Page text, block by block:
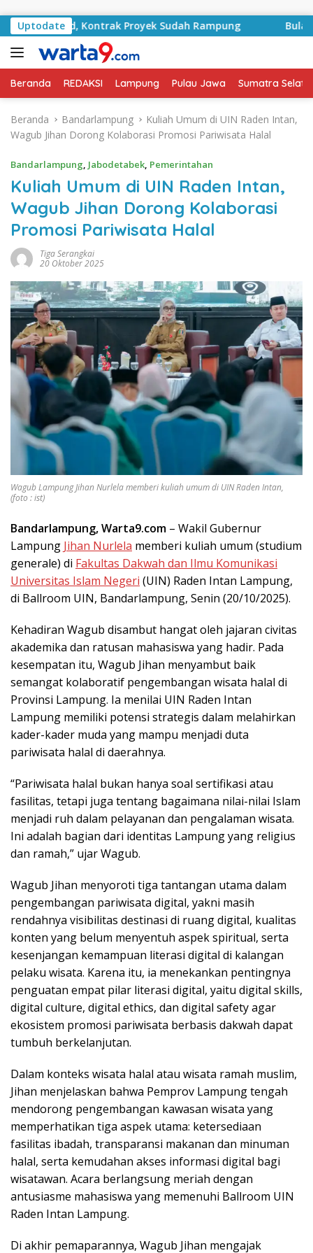
Uptodate
Kontrak Proyek Sudah Rampung Bulan
Beranda REDAKSI Lampung Pulau Jawa Sumatra
Beranda Bandarlampung
Kuliah Umum di UIN Raden Intan,
Wagub Jihan Dorong Kolaborasi Promosi Pariwisata Halal
Bandarlampung, Jabodetabek, Pemerintahan
Kuliah Umum di UIN Raden Intan,
Wagub Jihan Dorong Kolaborasi
Promosi Pariwisata Halal
Tiga Serangkai
20 Oktober 2025
Wagub Lampung Jihan Nurlela memberi kuliah umum di UIN Raden Intan,
(foto : ist)
Bandarlampung, Warta9.com – Wakil Gubernur
Lampung Jihan Nurlela memberi kuliah umum (studium
generale) di Fakultas Dakwah dan Ilmu Komunikasi
Universitas Islam Negeri (UIN) Raden Intan Lampung,
di Ballroom UIN, Bandarlampung, Senin (20/10/2025).
Kehadiran Wagub disambut hangat oleh jajaran civitas
akademika dan ratusan mahasiswa yang hadir. Pada
kesempatan itu, Wagub Jihan menyambut baik
semangat kolaboratif pengembangan wisata halal di
Provinsi Lampung. Ia menilai UIN Raden Intan
Lampung memiliki potensi strategis dalam melahirkan
kader-kader muda yang mampu menjadi duta
pariwisata halal di daerahnya.
“Pariwisata halal bukan hanya soal sertifikasi atau
fasilitas, tetapi juga tentang bagaimana nilai-nilai Islam
menjadi ruh dalam pelayanan dan pengalaman wisata.
Ini adalah bagian dari identitas Lampung yang religius
dan ramah,” ujar Wagub.
Wagub Jihan menyoroti tiga tantangan utama dalam
pengembangan pariwisata digital, yakni masih
rendahnya visibilitas destinasi di ruang digital, kualitas
konten yang belum menyentuh aspek spiritual, serta
kesenjangan kemampuan literasi digital di kalangan
pelaku wisata. Karena itu, ia menekankan pentingnya
penguatan empat pilar literasi digital, yaitu digital skills,
digital culture, digital ethics, dan digital safety agar
ekosistem promosi pariwisata berbasis dakwah dapat
tumbuh berkelanjutan.
Dalam konteks wisata halal atau wisata ramah muslim,
Jihan menjelaskan bahwa Pemprov Lampung tengah
mendorong pengembangan kawasan wisata yang
memperhatikan tiga aspek utama: ketersediaan
fasilitas ibadah, transparansi makanan dan minuman
halal, serta kemudahan akses informasi digital bagi
wisatawan. Acara berlangsung meriah dengan
antusiasme mahasiswa yang memenuhi Ballroom UIN
Raden Intan Lampung.
Di akhir pemaparannya, Wagub Jihan mengajak